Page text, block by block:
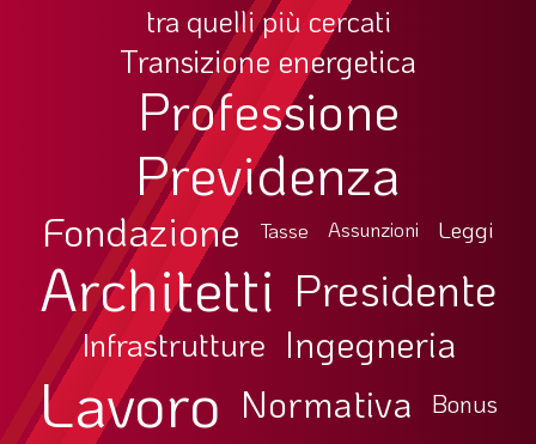
tra quelli più cercati
Transizione energetica
Professione
Previdenza
Fondazione Tasse Assunzioni Leggi
Architetti Presidente
Infrastrutture Ingegneria
Lavoro Normativa Bonus